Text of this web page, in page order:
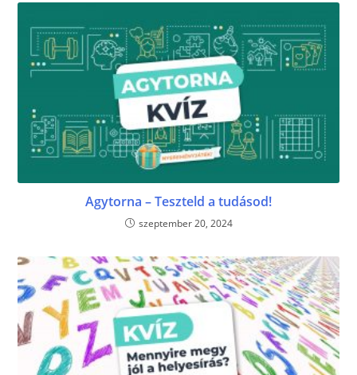
Agytorna – Teszteld a tudásod!
szeptember 20, 2024